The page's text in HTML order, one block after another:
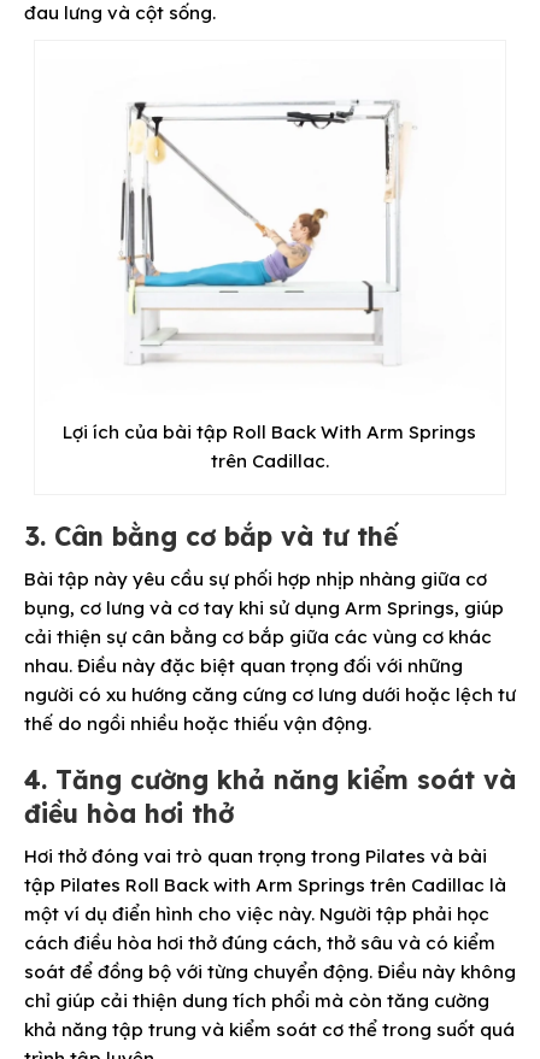
đau lưng và cột sống.
Lợi ích của bài tập Roll Back With Arm Springs
trên Cadillac.
3. Cân bằng cơ bắp và tư thế
Bài tập này yêu cầu sự phối hợp nhịp nhàng giữa cơ
bụng, cơ lưng và cơ tay khi sử dụng Arm Springs, giúp
cải thiện sự cân bằng cơ bắp giữa các vùng cơ khác
nhau. Điều này đặc biệt quan trọng đối với những
người có xu hướng căng cứng cơ lưng dưới hoặc lệch tư
thế do ngồi nhiều hoặc thiếu vận động.
4. Tăng cường khả năng kiểm soát và
điều hòa hơi thở
Hơi thở đóng vai trò quan trọng trong Pilates và bài
tập Pilates Roll Back with Arm Springs trên Cadillac là
một ví dụ điển hình cho việc này. Người tập phải học
cách điều hòa hơi thở đúng cách, thở sâu và có kiểm
soát để đồng bộ với từng chuyển động. Điều này không
chỉ giúp cải thiện dung tích phổi mà còn tăng cường
khả năng tập trung và kiểm soát cơ thể trong suốt quá